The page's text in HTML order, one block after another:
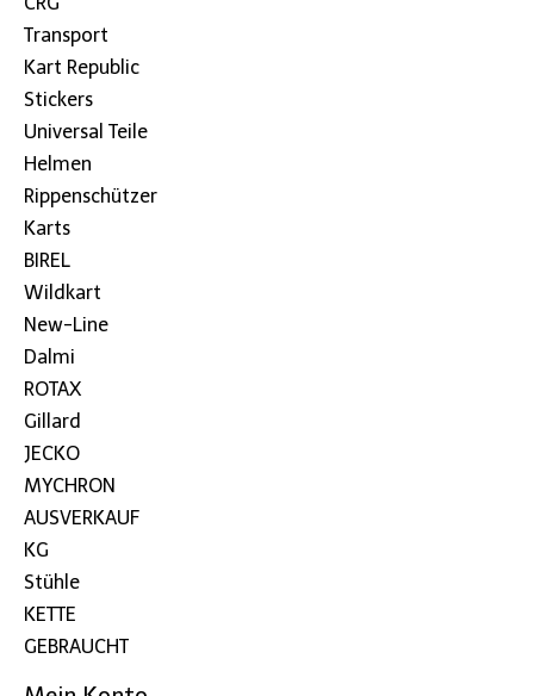
Transport
Kart Republic
Stickers
Universal Teile
Helmen
Rippenschützer
Karts
BIREL
Wildkart
New-Line
Dalmi
ROTAX
Gillard
JECKO
MYCHRON
AUSVERKAUF
KG
Stühle
KETTE
GEBRAUCHT